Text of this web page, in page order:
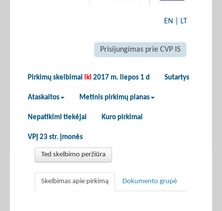
EN LT
Prisijungimas prie CVP IS
Pirkimų skelbimai iki 2017 m. liepos 1 d Sutartys
Ataskaitos Metinis pirkimų planas
Nepatikimi tiekėjai Kuro pirkimai
VPĮ 23 str. įmonės
Ted skelbimo peržiūra
Skelbimas apie pirkimą Dokumento grupė